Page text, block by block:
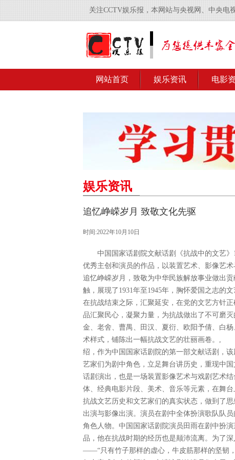
关注CCTV娱乐报，本网站与央视网、中央电
网站首页 娱乐资讯 电影
娱乐资讯
追忆峥嵘岁月 致敬文化先驱
时间:2022年10月10日
中国国家话剧院文献话剧《抗战中的文艺》
优秀主创和演员的作品，以装置艺术、影像艺
追忆峥嵘岁月，致敬为中华民族解放事业做
触，展现了1931年至1945年，胸怀爱国之志的
在抗战结束之际，汇聚延安，在党的文艺方针
品汇聚民心，凝聚力量，为抗战做出了不可磨
金、老舍、曹禺、田汉、夏衍、欧阳予倩、白
术样式，铺陈出一幅抗战文艺的壮丽画卷。,
绍，作为中国国家话剧院的第一部文献话剧，
艺家们为剧中角色，立足舞台讲历史，重现中
话剧演出，也是一场装置影像艺术与戏剧艺术
体、经典电影片段、美术、音乐等元素，在舞
抗战文艺历史和文艺家们的真实状态，做到
出演与影像出演。演员在剧中全体扮演歌队队
角色人物。中国国家话剧院演员田雨在剧中扮
品，他在抗战时期的经历也是颠沛流离。为了
——“只有竹子那样的虚心，牛皮筋那样的坚韧